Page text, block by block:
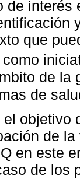
de
que
como
de la
de
objetivo
de
en este
de los